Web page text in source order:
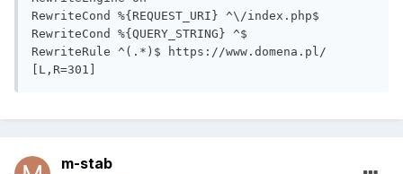
RewriteCond %{REQUEST_URI} ^\/index.php$
RewriteCond %{QUERY_STRING} ^$
RewriteRule ^(.*)$ https://www.domena.pl/
[L,R=301]
m-stab